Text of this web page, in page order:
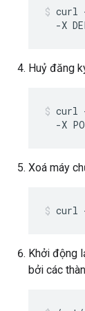
curl
-X
Huỷ đăng
curl
-X
Xoá máy
curl
Khởi động
bởi các